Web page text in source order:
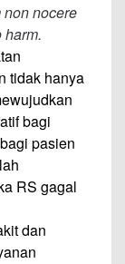
non nocere
harm.
tidak hanya
bagi
pasien
RS gagal
dan